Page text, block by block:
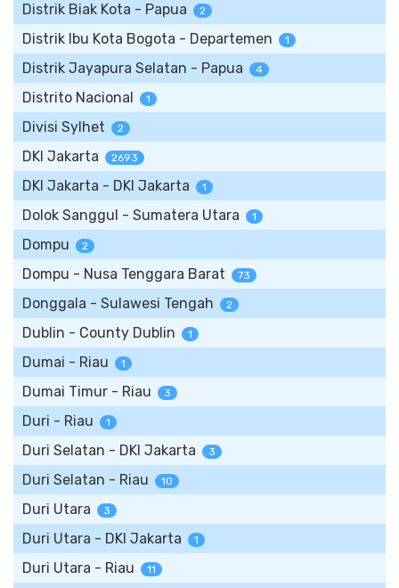
Distrik Biak Kota - Papua 2
Distrik Ibu Kota Bogota - Departemen 1
Distrik Jayapura Selatan - Papua 4
Distrito Nacional 1
Divisi Sylhet 2
DKI Jakarta 2693
DKI Jakarta - DKI Jakarta 1
Dolok Sanggul - Sumatera Utara 1
Dompu 2
Dompu - Nusa Tenggara Barat 73
Donggala - Sulawesi Tengah 2
Dublin - County Dublin 1
Dumai - Riau 1
Dumai Timur - Riau 3
Duri - Riau 1
Duri Selatan - DKI Jakarta 3
Duri Selatan - Riau 10
Duri Utara 3
Duri Utara - DKI Jakarta 1
Duri Utara - Riau 11